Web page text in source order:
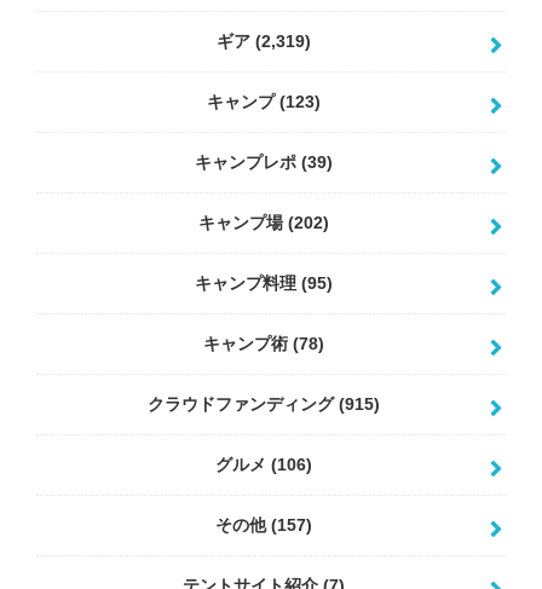
ギア (2,319)
キャンプ(123)
キャンプレポ (39)
キャンプ場(202)
キャンプ料理 (95)
キャンプ術 (78)
クラウドファンディング(915)
グルメ (106)
その他(157)